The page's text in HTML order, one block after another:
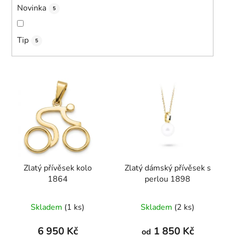
Novinka 5
Tip 5
Zlatý přívěsek kolo
1864
hodnocení
produktu
Skladem (1 ks)
6 950 Kč
Zlatý dámský přívěsek s
perlou 1898
hodnocení
produktu
Skladem (2 ks)
od 1 850 Kč